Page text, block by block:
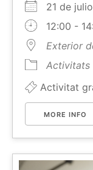
21 de
12:00 -
Exterior
Activitats
Activitat
MORE INFO